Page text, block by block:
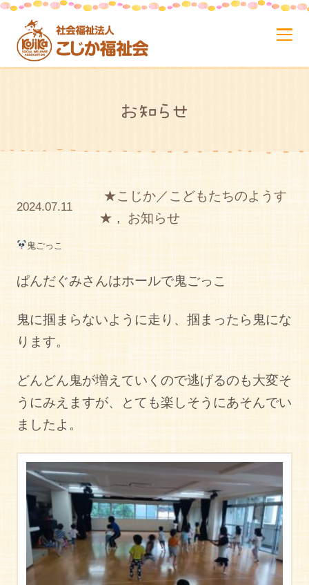
お知らせ
2024.07.11
★こじか／こどもたちのようす
★ , お知らせ
鬼ごっこ
ぱんだぐみさんはホールで鬼ごっこ
鬼に掴まらないように走り、掴まったら鬼にな
ります。
どんどん鬼が増えていくので逃げるのも大変そ
うにみえますが、とても楽しそうにあそんでい
ましたよ。